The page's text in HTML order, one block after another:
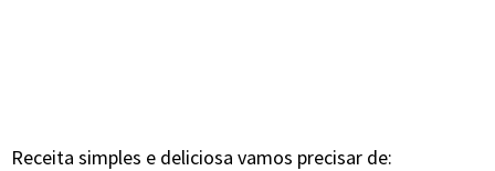
Receita simples e deliciosa vamos precisar de: